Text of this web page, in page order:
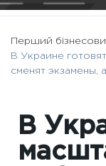
Перший
В Украине
сменят экзамены,
В